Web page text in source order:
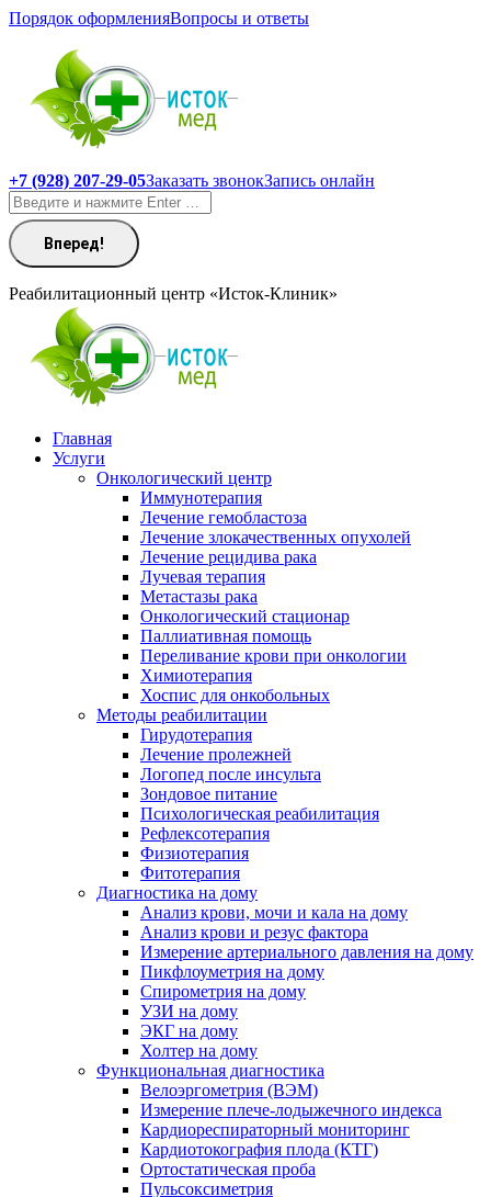
Перейти
содержанию
Порядок оформленияВопросы и ответы
+7 (928) 207-29-05Заказать звонокЗапись онлайн
Поиск:
Реабилитационный центр «Исток-Клиник»
Главная
Услуги
Онкологический центр
Иммунотерапия
Лечение гемобластоза
Лечение злокачественных опухолей
Лечение рецидива рака
Лучевая терапия
Метастазы рака
Онкологический стационар
Паллиативная помощь
Переливание крови при онкологии
Химиотерапия
Хоспис для онкобольных
Методы реабилитации
Гирудотерапия
Лечение пролежней
Логопед после инсульта
Зондовое питание
Психологическая реабилитация
Рефлексотерапия
Физиотерапия
Фитотерапия
Диагностика на дому
Анализ крови, мочи и кала на дому
Анализ крови и резус фактора
Измерение артериального давления на дому
Пикфлоуметрия на дому
Спирометрия на дому
УЗИ на дому
ЭКГ на дому
Холтер на дому
Функциональная диагностика
Велоэргометрия (ВЭМ)
Измерение плече-лодыжечного индекса
Кардиореспираторный мониторинг
Кардиотокография плода (КТГ)
Ортостатическая проба
Пульсоксиметрия